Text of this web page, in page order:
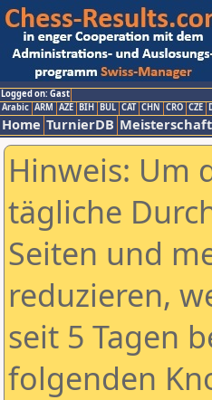
Logged on: Gast
Arabic ARM AZE BIH BUL CAT CHN CRO CZE
Home TurnierDB Meisterschaft
Hinweis: Um
tägliche
Seiten und
reduzieren,
seit 5 Tagen
folgenden